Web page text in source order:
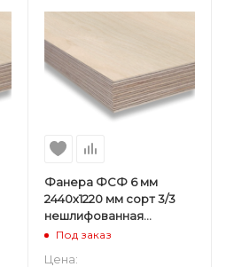
Фанера ФСФ 6 мм
2440х1220 мм сорт 3/3
нешлифованная
хвойная
Под заказ
Цена: